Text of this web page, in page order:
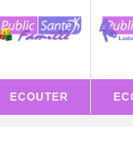
ECOUTER